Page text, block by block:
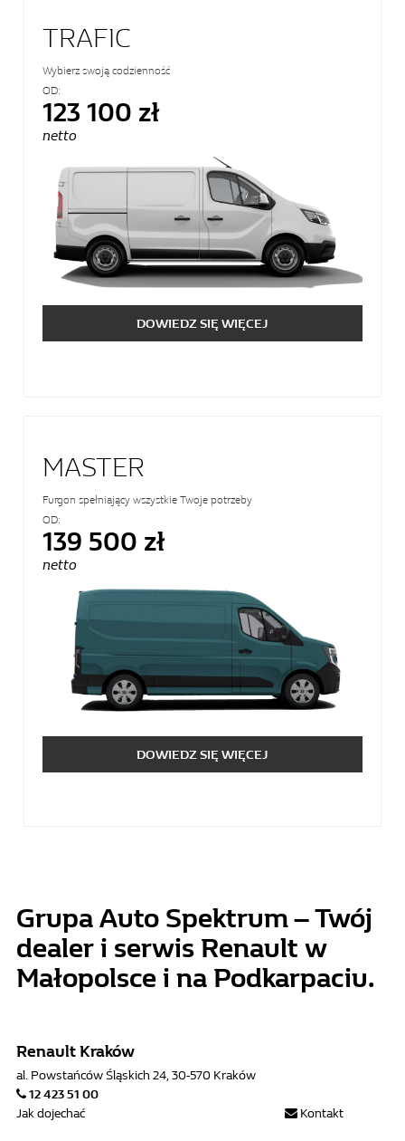
TRAFIC
Wybierz swoją codzienność
OD:
123 100 zł
netto
DOWIEDZ SIĘ WIĘCEJ
MASTER
Furgon spełniający wszystkie Twoje potrzeby
OD:
139 500 zł
netto
DOWIEDZ SIĘ WIĘCEJ
Grupa Auto Spektrum – Twój
dealer i serwis Renault w
Małopolsce i na Podkarpaciu.
Renault Kraków
al. Powstańców Śląskich 24, 30-570 Kraków
12 423 51 00
Kontakt
Jak dojechać